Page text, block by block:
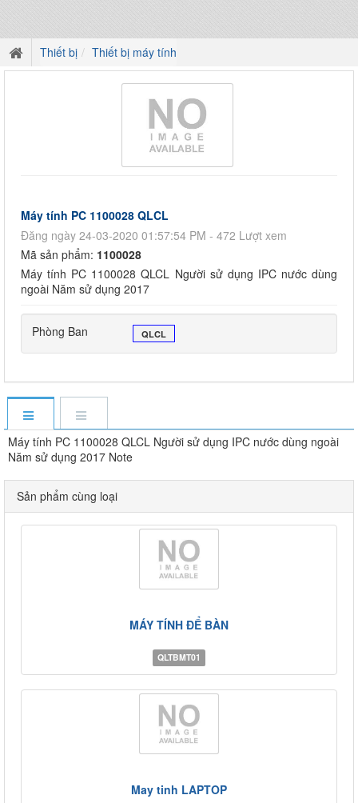
Thiết bị Thiết bị máy tính
Máy tính PC 1100028 QLCL
Đăng ngày 24-03-2020 01:57:54 PM - 472 Lượt xem
Mã sản phẩm: 1100028
Máy tính PC 1100028 QLCL Người sử dụng IPC nước dùng
ngoài Năm sử dụng 2017
Phòng Ban QLCL
Máy tính PC 1100028 QLCL Người sử dụng IPC nước dùng ngoài
Năm sử dụng 2017 Note
Sản phẩm cùng loại
MÁY TÍNH ĐỂ BÀN
QLTBMT01
May tinh LAPTOP